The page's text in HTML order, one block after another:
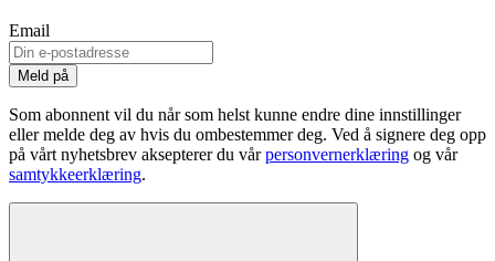
Email
Som abonnent vil du når som helst kunne endre dine innstillinger
eller melde deg av hvis du ombestemmer deg. Ved å signere deg opp
på vårt nyhetsbrev aksepterer du vårpersonvernerklæring og vår
samtykkeerklæring.